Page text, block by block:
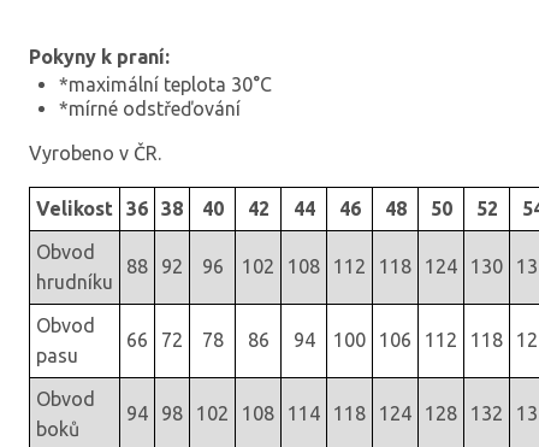
Pokyny k praní:
*maximální teplota 30°C
*mírné odstřeďování
Vyrobeno v ČR.
Velikost 36 38 40 42 44 46 48 50 52
Obvod
hrudníku
88 92 96 102 108 112 118 124 130
Obvod
pasu
66 72 78 86 94 100 106 112 118
Obvod
boků
94 98 102 108 114 118 124 128 132